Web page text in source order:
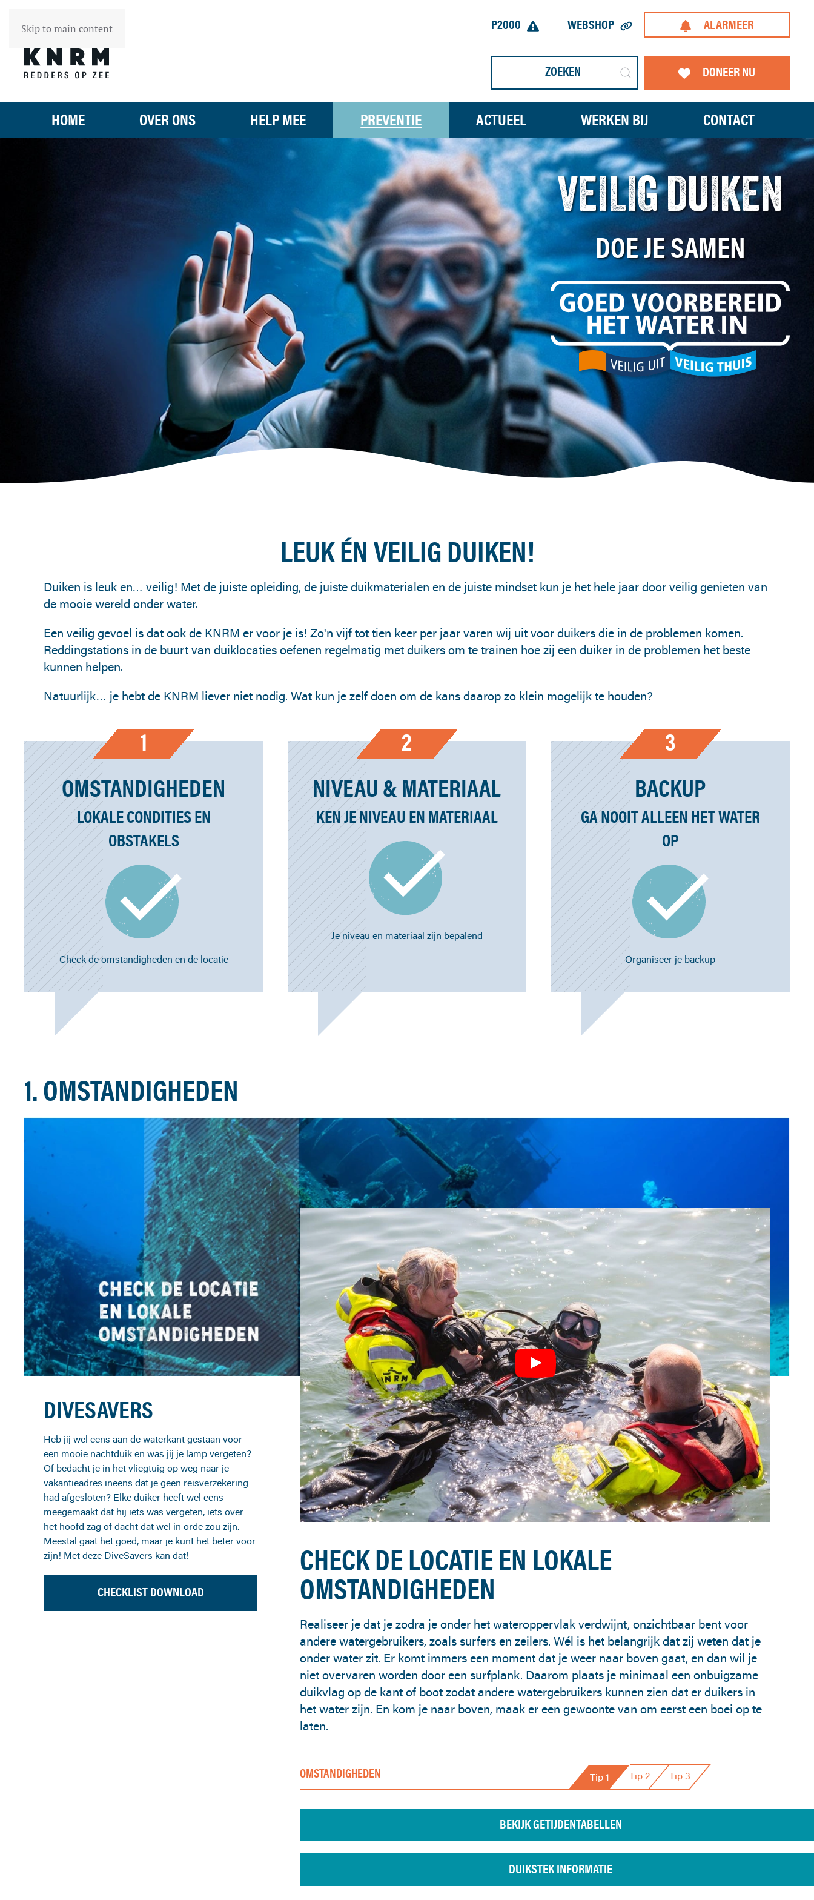
Skip to main content P2000 WEBSHOP ALARMEER
DONEER NU
HOME OVER ONS HELP MEE PREVENTIE ACTUEEL WERKEN BIJ CONTACT
VEILIG DUIKEN
DOE JE SAMEN
LEUK ÉN VEILIG DUIKEN!
Duiken is leuk en… veilig! Met de juiste opleiding, de juiste duikmaterialen en de juiste mindset kun je het hele jaar door veilig genieten van
de mooie wereld onder water.
Een veilig gevoel is dat ook de KNRM er voor je is! Zo'n vijf tot tien keer per jaar varen wij uit voor duikers die in de problemen komen.
Reddingstations in de buurt van duiklocaties oefenen regelmatig met duikers om te trainen hoe zij een duiker in de problemen het beste
kunnen helpen.
Natuurlijk… je hebt de KNRM liever niet nodig. Wat kun je zelf doen om de kans daarop zo klein mogelijk te houden?
OMSTANDIGHEDEN
LOKALE CONDITIES EN
OBSTAKELS
1
Check de omstandigheden en de locatie
NIVEAU & MATERIAAL
KEN JE NIVEAU EN MATERIAAL
2
Je niveau en materiaal zijn bepalend
BACKUP
GA NOOIT ALLEEN HET WATER
OP
3
Organiseer je backup
1. OMSTANDIGHEDEN
DIVESAVERS
Heb jij wel eens aan de waterkant gestaan voor
een mooie nachtduik en was jij je lamp vergeten?
Of bedacht je in het vliegtuig op weg naar je
vakantieadres ineens dat je geen reisverzekering
had afgesloten? Elke duiker heeft wel eens
meegemaakt dat hij iets was vergeten, iets over
het hoofd zag of dacht dat wel in orde zou zijn.
Meestal gaat het goed, maar je kunt het beter voor
zijn! Met deze DiveSavers kan dat!
CHECKLIST DOWNLOAD
CHECK DE LOCATIE EN LOKALE
OMSTANDIGHEDEN
Realiseer je dat je zodra je onder het wateroppervlak verdwijnt, onzichtbaar bent voor
andere watergebruikers, zoals surfers en zeilers. Wél is het belangrijk dat zij weten dat je
onder water zit. Er komt immers een moment dat je weer naar boven gaat, en dan wil je
niet overvaren worden door een surfplank. Daarom plaats je minimaal een onbuigzame
duikvlag op de kant of boot zodat andere watergebruikers kunnen zien dat er duikers in
het water zijn. En kom je naar boven, maak er een gewoonte van om eerst een boei op te
laten.
OMSTANDIGHEDEN Tip 1 Tip 2 Tip 3
BEKIJK GETIJDENTABELLEN
DUIKSTEK INFORMATIE